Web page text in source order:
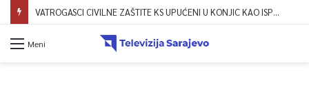
VATROGASCI CIVILNE ZAŠTITE KS UPUĆENI U KONJIC KAO ISPOMOĆ U GAŠENJU POŽARA
Meni